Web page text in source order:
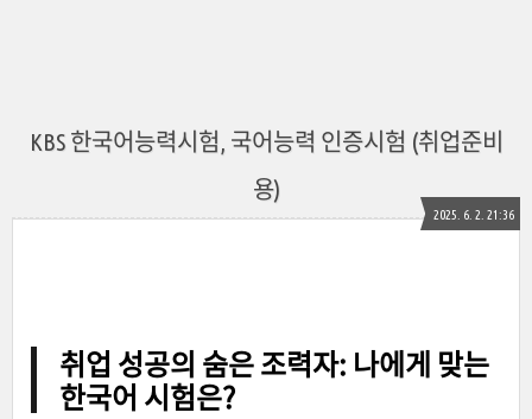
KBS 한국어능력시험, 국어능력 인증시험 (취업준비
용)
2025. 6. 2. 21:36
취업 성공의 숨은 조력자: 나에게 맞는
한국어 시험은?